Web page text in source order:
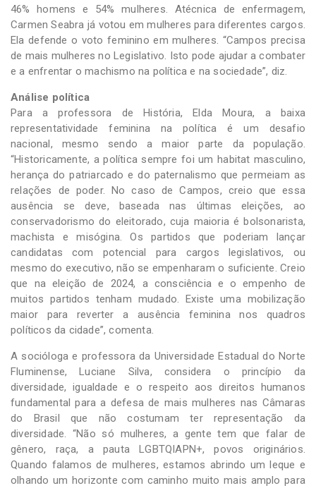
46% homens e 54% mulheres. Atécnica de enfermagem,
Carmen Seabra já votou em mulheres para diferentes cargos.
Ela defende o voto feminino em mulheres. “Campos precisa
de mais mulheres no Legislativo. Isto pode ajudar a combater
e a enfrentar o machismo na política e na sociedade”, diz.
Análise política
Para a professora de História, Elda Moura, a baixa
representatividade feminina na política é um desafio
nacional, mesmo sendo a maior parte da população.
“Historicamente, a política sempre foi um habitat masculino,
herança do patriarcado e do paternalismo que permeiam as
relações de poder. No caso de Campos, creio que essa
ausência se deve, baseada nas últimas eleições, ao
conservadorismo do eleitorado, cuja maioria é bolsonarista,
machista e misógina. Os partidos que poderiam lançar
candidatas com potencial para cargos legislativos, ou
mesmo do executivo, não se empenharam o suficiente. Creio
que na eleição de 2024, a consciência e o empenho de
muitos partidos tenham mudado. Existe uma mobilização
maior para reverter a ausência feminina nos quadros
políticos da cidade”, comenta.
A socióloga e professora da Universidade Estadual do Norte
Fluminense, Luciane Silva, considera o princípio da
diversidade, igualdade e o respeito aos direitos humanos
fundamental para a defesa de mais mulheres nas Câmaras
do Brasil que não costumam ter representação da
diversidade. “Não só mulheres, a gente tem que falar de
gênero, raça, a pauta LGBTQIAPN+, povos originários.
Quando falamos de mulheres, estamos abrindo um leque e
olhando um horizonte com caminho muito mais amplo para